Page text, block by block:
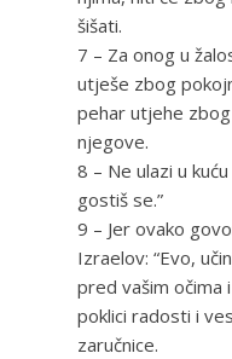
šišati.
7 – Za onog u
utješe zbog
pehar utjehe
njegove.
8 – Ne ulazi u
gostiš se.”
9 – Jer ovako
Izraelov: “Evo,
pred vašim očima
poklici radosti i
zaručnice.